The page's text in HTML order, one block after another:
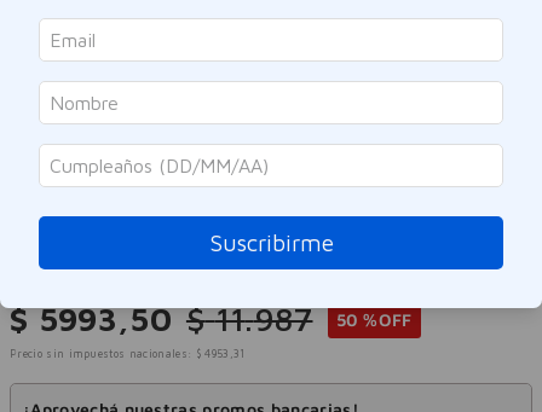
Cuidado Personal Desodorantes Mujer
Secret
Gel Invisible Antitranspirante
Coconut Secret 45g
Referencia:-320633
$ 5993,50 $ 11.987 50 %OFF
Precio sin impuestos nacionales: $ 4953 ,31
Suscribirme